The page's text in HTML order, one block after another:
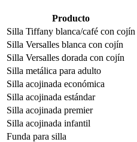
Producto
Silla Tiffany blanca/café con cojín
Silla Versalles blanca con cojín
Silla Versalles dorada con cojín
Silla metálica para adulto
Silla acojinada económica
Silla acojinada estándar
Silla acojinada premier
Silla acojinada infantil
Funda para silla